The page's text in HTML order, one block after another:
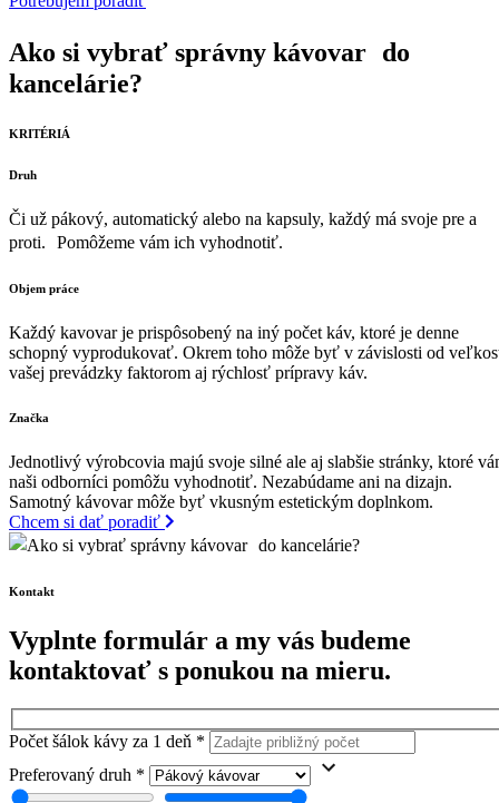
Ako si vybrať správny kávovar do
kancelárie?
KRITÉRIÁ
Druh
Či už pákový, automatický alebo na kapsuly, každý má svoje pre a
proti. Pomôžeme vám ich vyhodnotiť.
Objem práce
Každý kavovar je prispôsobený na iný počet káv, ktoré je denne
schopný vyprodukovať. Okrem toho môže byť v závislosti od
vašej prevádzky faktorom aj rýchlosť prípravy káv.
Značka
Jednotlivý výrobcovia majú svoje silné ale aj slabšie stránky, ktoré
naši odborníci pomôžu vyhodnotiť. Nezabúdame ani na dizajn.
Samotný kávovar môže byť vkusným estetickým doplnkom.
Chcem si dať poradiť
Kontakt
Vyplnte formulár a my vás budeme
kontaktovať s ponukou na mieru.
Počet šálok kávy za 1 deň *
Preferovaný druh *